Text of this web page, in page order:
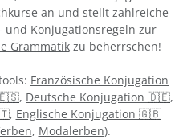
an und stellt zahlreiche
und Konjugationsregeln zur
Grammatikzu beherrschen!
Französische Konjugation
🇪🇸, Deutsche Konjugation 🇩🇪,
, Englische Konjugation 🇬🇧
, Modalerben).